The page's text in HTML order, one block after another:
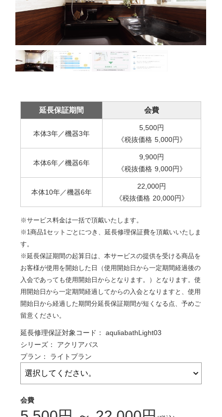
延長保証期間 会費
本体3年／機器3年
5,500円
《税抜価格 5,000円》
本体6年／機器6年
9,900円
《税抜価格 9,000円》
本体10年／機器6年
22,000円
《税抜価格 20,000円》
※サービス料金は一括で頂戴いたします。
※1商品1セットごとにつき、延長修理保証費を頂戴いいたしま
す。
※延長保証期間の起算日は、本サービスの提供を受ける商品を
お客様が使用を開始した日（使用開始日から一定期間経過後の
入会であっても使用開始日からとなります。）となります。使
用開始日から一定期間経過してからの入会となりますと、使用
開始日から経過した期間分延長保証期間が短くなる点、予めご
留意ください。
延長修理保証対象コード：aquliabathLight03
シリーズ： アクリアバス
プラン： ライトプラン